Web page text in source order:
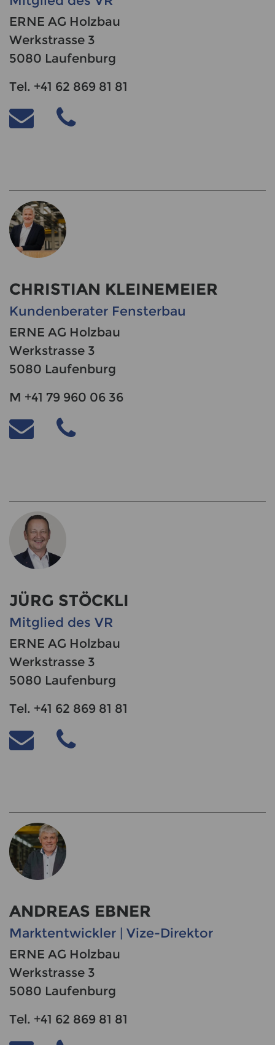
ERNE AG Holzbau
Werkstrasse 3
5080 Laufenburg
Tel. +41 62 869 81 81
CHRISTIAN KLEINEMEIER
Kundenberater Fensterbau
ERNE AG Holzbau
Werkstrasse 3
5080 Laufenburg
M +41 79 960 06 36
JÜRG STÖCKLI
Mitglied des VR
ERNE AG Holzbau
Werkstrasse 3
5080 Laufenburg
Tel. +41 62 869 81 81
ANDREAS EBNER
Marktentwickler | Vize-Direktor
ERNE AG Holzbau
Werkstrasse 3
5080 Laufenburg
Tel. +41 62 869 81 81